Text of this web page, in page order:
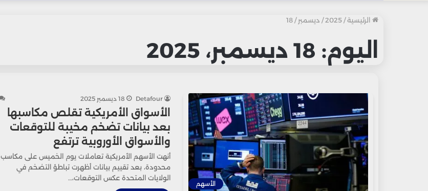
الرئيسية/
2025
/ ديسمبر /
18
اليوم: 18 ديسمبر، 2025
الأسهم
Detafour 18 ديسمبر 2025
الأسواق الأمريكية تقلص مكاسبها
بعد بيانات تضخم مخيبة للتوقعات
والأسواق الأوروبية ترتفع
أنهت الأسهم الأمريكية تعاملات يوم الخميس على مكاسب
محدودة، بعد تقييم بيانات أظهرت تباطؤ التضخم في
الولايات المتحدة عكس التوقعات،…